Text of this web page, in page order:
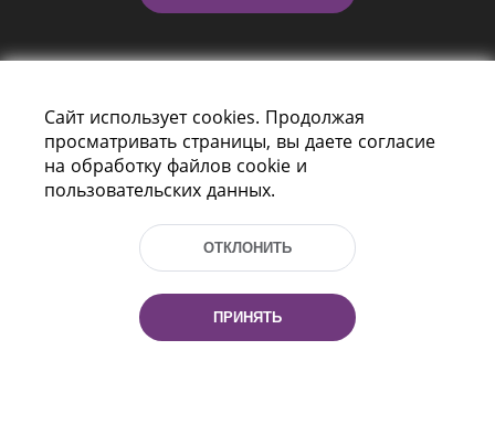
Пр-т Независимости 116
г. Минск, Республика Беларусь, 220114
Тел.: (+375 17) 368 37 37, Факс: (+375 17)
Эл. почта: inbox@nlb.by
Сайт использует cookies. Продолжая
просматривать страницы, вы даете согласие
на обработку файлов cookie и
пользовательских данных.
ОТКЛОНИТЬ
ПРИНЯТЬ